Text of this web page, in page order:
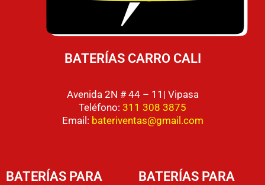
BATERÍAS CARRO CALI
Avenida 2N # 44 – 11| Vipasa
Teléfono: 311 308 3875
Email: bateriventas@gmail.com
BATERÍAS PARA
BATERÍAS PARA